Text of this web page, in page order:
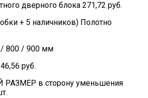
дверного блока 271,72 руб.
+ 5 наличников) Полотно
800 / 900 мм
руб.
в сторону уменьшения